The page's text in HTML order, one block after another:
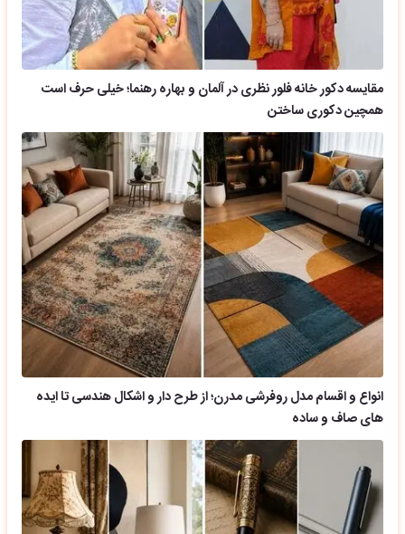
مقایسه دکور خانه فلور نظری در آلمان و بهاره رهنما؛ خیلی حرف است
همچین دکوری ساختن
انواع و اقسام مدل روفرشی مدرن؛ از طرح دار و اشکال هندسی تا ایده
های صاف و ساده